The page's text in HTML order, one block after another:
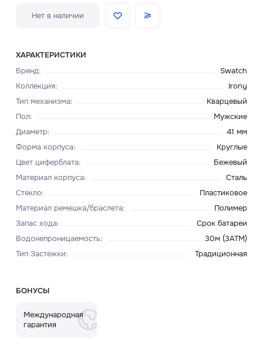
Нет в наличии
ХАРАКТЕРИСТИКИ
Бренд:
Swatch
Коллекция:
Irony
Тип механизма:
Кварцевый
Пол:
Мужские
Диаметр:
41 мм
Форма корпуса:
Круглые
Цвет циферблата:
Бежевый
Материал корпуса:
Сталь
Стекло:
Пластиковое
Материал ремешка/браслета:
Полимер
Запас хода:
Срок батареи
Водонепроницаемость:
30м (3ATM)
Тип Застежки: Традиционная
БОНУСЫ
Международная
гарантия